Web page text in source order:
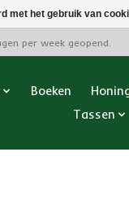
per week geopend.
Boeken
Tassen
met het gebruik van